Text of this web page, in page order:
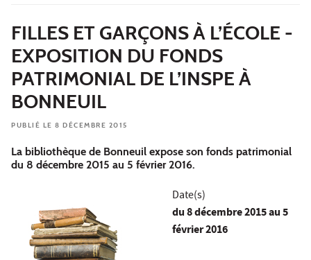
FILLES ET GARÇONS À L’ÉCOLE -
EXPOSITION DU FONDS
PATRIMONIAL DE L’INSPE À
BONNEUIL
PUBLIÉ LE 8 DÉCEMBRE 2015
La bibliothèque de Bonneuil expose son fonds patrimonial
du 8 décembre 2015 au 5 février 2016.
Date(s)
du8 décembre 2015au 5
février 2016